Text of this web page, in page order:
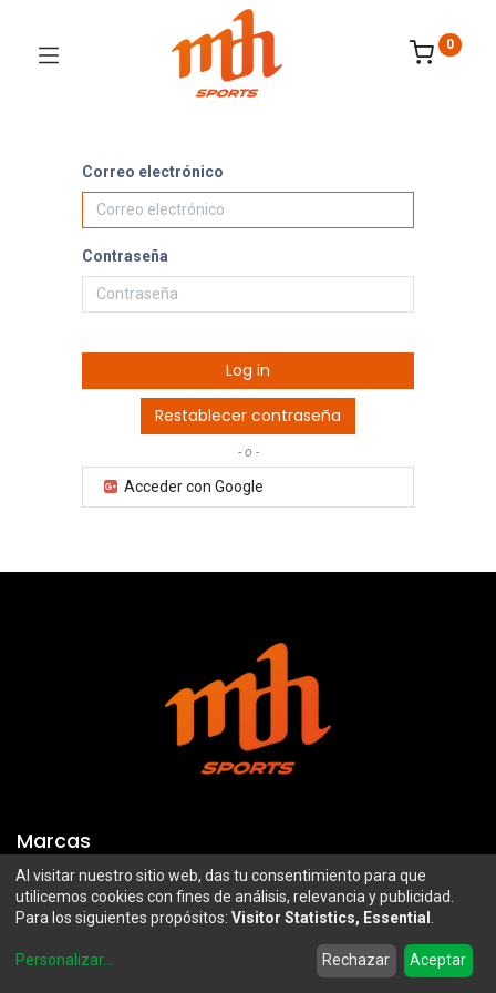
Wishlist Account
0
Correo electrónico
Contraseña
Log in
Restablecer contraseña
- o -
Acceder con Google
Marcas
Troy Lee Designs
100%
Airoh
Mazawi
SIDI
Al visitar nuestro sitio web, das tu consentimiento para que
utilicemos cookies con fines de análisis, relevancia y publicidad.
Para los siguientes propósitos: Visitor Statistics, Essential
Personalizar... Rechazar Aceptar